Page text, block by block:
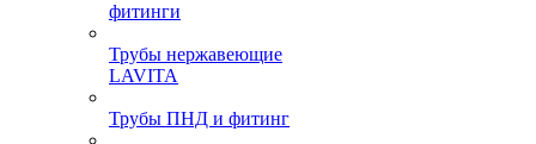
фитинги
Трубы нержавеющие
LAVITA
Трубы ПНД и фитинг